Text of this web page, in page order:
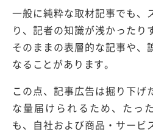
一般に純粋な取材記事でも、
り、記者の知識が浅かったり
そのままの表層的な記事や、
なることがあります。
この点、記事広告は掘り下げ
な量届けられるため、たっ
も、自社および商品・サービ